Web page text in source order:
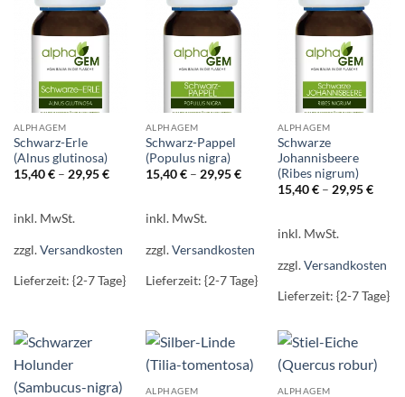
ALPHAGEM
Schwarz-Erle
(Alnus glutinosa)
15,40€– 29,95€
inkl. MwSt.
zzgl.Versandkosten
Lieferzeit: {2-7 Tage}
ALPHAGEM
Schwarz-Pappel
(Populus nigra)
15,40€– 29,95€
inkl. MwSt.
zzgl.Versandkosten
Lieferzeit: {2-7 Tage}
ALPHAGEM
Schwarze
Johannisbeere
(Ribes nigrum)
15,40€– 29,95€
inkl. MwSt.
zzgl.Versandkosten
Lieferzeit: {2-7 Tage}
ALPHAGEM ALPHAGEM